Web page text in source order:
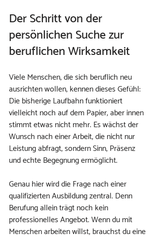
Der Schritt von der
persönlichen Suche zur
beruflichen Wirksamkeit
Viele Menschen, die sich beruflich neu
ausrichten wollen, kennen dieses Gefühl:
Die bisherige Laufbahn funktioniert
vielleicht noch auf dem Papier, aber innen
stimmt etwas nicht mehr. Es wächst der
Wunsch nach einer Arbeit, die nicht nur
Leistung abfragt, sondern Sinn, Präsenz
und echte Begegnung ermöglicht.
Genau hier wird die Frage nach einer
qualifizierten Ausbildung zentral. Denn
Berufung allein trägt noch kein
professionelles Angebot. Wenn du mit
Menschen arbeiten willst, brauchst du eine